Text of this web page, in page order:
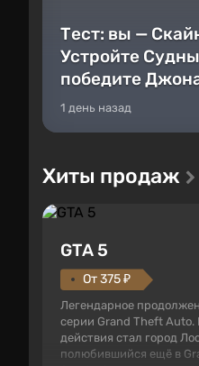
Тест: вы —
Устройте
победите
1 день назад
Хиты продаж
GTA 5
От 375 ₽
Легендарное
серии Grand Theft Auto.
действия стал город
полюбившийся ещё в